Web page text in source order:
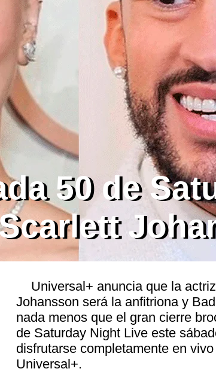
50 de
Universal+ anuncia que la
Johansson será la anfitriona y
nada menos que el gran cierre
de Saturday Night Live este
disfrutarse completamente en
Universal+.